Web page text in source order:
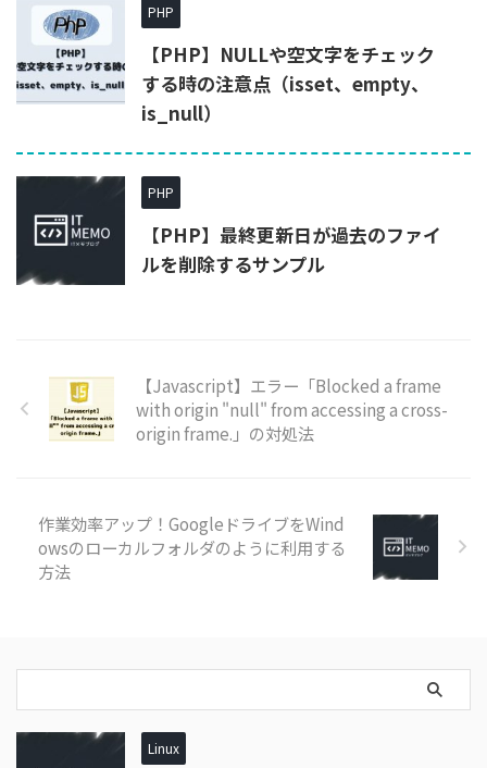
PHP
【PHP】NULLや空文字をチェック
する時の注意点（isset、empty、
is_null）
PHP
【PHP】最終更新日が過去のファイ
ルを削除するサンプル
【Javascript】エラー「Blocked a frame
with origin "null" from accessing a cross-
origin frame.」の対処法
作業効率アップ！GoogleドライブをWind
owsのローカルフォルダのように利用する
方法
Linux